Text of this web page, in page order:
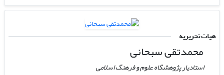
هیات تحریریه
محمدتقی سبحانی
استادیار پژوهشگاه علوم و فرهنگ اسلامی